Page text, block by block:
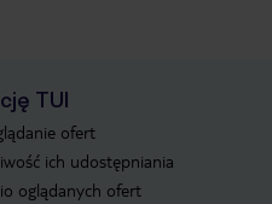
TUI
ofert
ich udostępniania
oglądanych ofert